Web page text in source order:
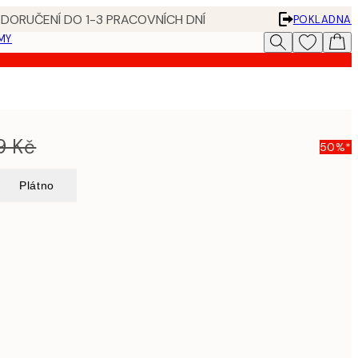
DO 1-3 PRACOVNÍCH DNÍ
POKLADNA
Kč 50%*
Plátno